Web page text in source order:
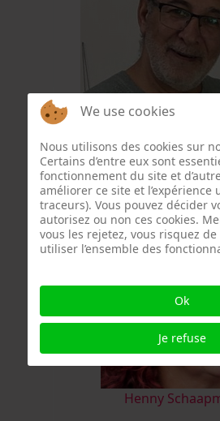
Wajeeh
Henny
We use cookies
Nous utilisons des cookies sur
Certains d’entre eux sont
fonctionnement du site et
améliorer ce site et l’expérience
traceurs). Vous pouvez décider
autorisez ou non ces cookies.
vous les rejetez, vous risquez
utiliser l’ensemble des
Ok
Je refuse